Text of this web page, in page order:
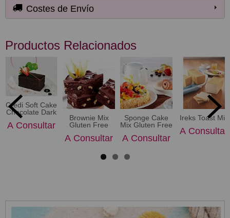
Costes de Envío
Productos Relacionados
Credi Soft Cake
Chocolate Dark
A Consultar
Brownie Mix
Gluten Free
A Consultar
Sponge Cake
Mix Gluten Free
A Consultar
Ireks Toast Mix
A Consultar